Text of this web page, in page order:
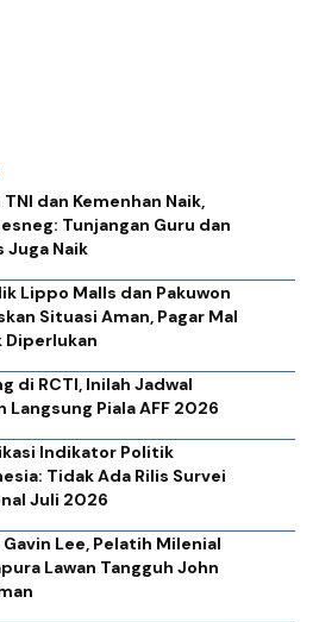
TNI dan Kemenhan Naik,
Tunjangan Guru dan
Juga Naik
Lippo Malls dan Pakuwon
Situasi Aman, Pagar Mal
Diperlukan
di RCTI, Inilah Jadwal
Langsung Piala AFF 2026
Indikator Politik
Tidak Ada Rilis Survei
Juli 2026
Gavin Lee, Pelatih Milenial
Lawan Tangguh John